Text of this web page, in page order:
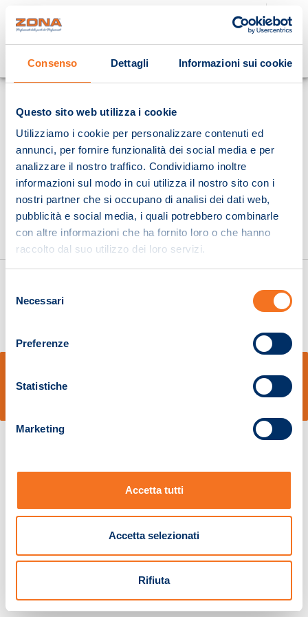
Consenso Dettagli Informazioni sui cookie
Questo sito web utilizza i cookie
Utilizziamo i cookie per personalizzare contenuti ed
annunci, per fornire funzionalità dei social media e per
analizzare il nostro traffico. Condividiamo inoltre
informazioni sul modo in cui utilizza il nostro sito con i
nostri partner che si occupano di analisi dei dati web,
pubblicità e social media, i quali potrebbero combinarle
con altre informazioni che ha fornito loro o che hanno
raccolto dal suo utilizzo dei loro servizi.
delNecessari
Preferenze
Statistiche
Marketing
Accetta tutti
Accetta selezionati
Rifiuta
Cosa stai cercando?
Pistoia 01680210505 – R.E.A. n.155974 - Cap.Soc. € 2.000.000,00 i.v. La
Società adotta il Codice Etico D.lgs. 231/01